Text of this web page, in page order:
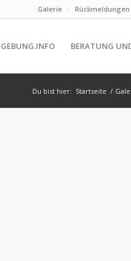
Galerie Rückmeldungen
BERATUNG
Du bist hier: Startseite /